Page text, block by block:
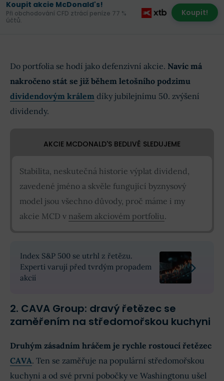
Koupit akcie McDonald's!
Při obchodování CFD ztrácí peníze 77 %
účtů.
Koupit!
Do portfolia se hodí jako defenzivní akcie. Navíc má
nakročeno stát se již během letošního podzimu
dividendovým králem díky jubilejnímu 50. zvýšení
dividendy.
AKCIE MCDONALD'S BEDLIVĚ SLEDUJEME
Stabilita, neskutečná historie výplat dividend,
zavedené jméno a skvěle fungující byznysový
model jsou všechno důvody, proč máme i my
akcie MCD v našem akciovém portfoliu.
Index S&P 500 se utrhl z řetězu.
Experti varují před tvrdým propadem
akcií
2. CAVA Group: dravý řetězec se
zaměřením na středomořskou kuchyni
Druhým zásadním hráčem je rychle rostoucí řetězec
CAVA. Ten se zaměřuje na populární středomořskou
kuchyni a od své první pobočky ve Washingtonu ušel